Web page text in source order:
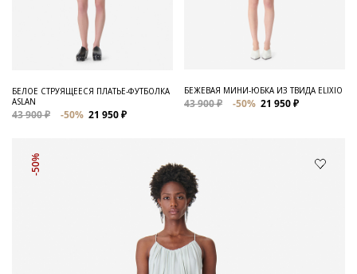
БЕЛОЕ СТРУЯЩЕЕСЯ ПЛАТЬЕ-ФУТБОЛКА
ASLAN
43 900 ₽ -50% 21 950 ₽
БЕЖЕВАЯ МИНИ-ЮБКА ИЗ ТВИДА ELIXIO
43 900 ₽ -50% 21 950 ₽
-50%